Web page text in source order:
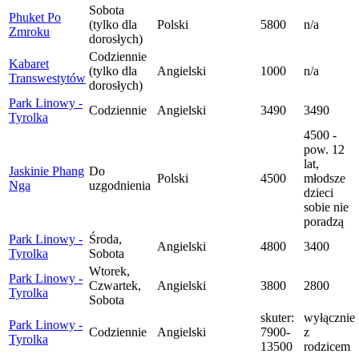
Phuket Po
Zmroku
Sobota
(tylko dla
dorosłych)
Polski 5800 n/a
Kabaret
Transwestytów
Codziennie
(tylko dla
dorosłych)
Angielski 1000 n/a
Park Linowy -
Tyrolka
Codziennie Angielski 3490 3490
Jaskinie Phang
Nga
Do
uzgodnienia
Polski 4500
4500 -
pow. 12
lat,
młodsze
dzieci
sobie nie
poradzą
Park Linowy -
Tyrolka
Środa,
Sobota
Angielski 4800 3400
Park Linowy -
Tyrolka
Wtorek,
Czwartek,
Sobota
Angielski 3800 2800
Park Linowy -
Tyrolka
Codziennie Angielski
skuter:
7900-
13500
wyłącznie
z
rodzicem